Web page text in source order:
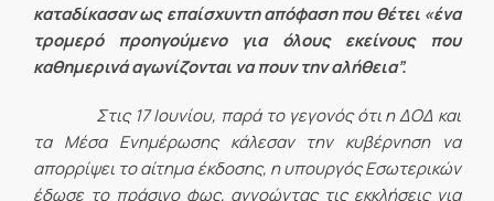
καταδίκασαν ως επαίσχυντη απόφαση που θέτει «ένα
τρομερό προηγούμενο για όλους εκείνους που
καθημερινά αγωνίζονται να πουν την αλήθεια”.
Στις 17 Ιουνίου, παρά το γεγονός ότι η ΔΟΔ και
τα Μέσα Ενημέρωσης κάλεσαν την κυβέρνηση να
απορρίψει το αίτημα έκδοσης, η υπουργός Εσωτερικών
έδωσε το πράσινο φως, αγνοώντας τις εκκλήσεις για